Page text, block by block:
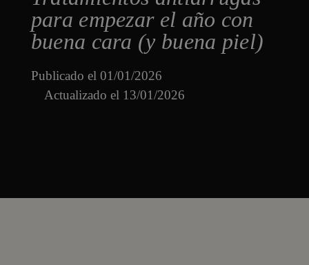
para empezar el año con
buena cara (y buena piel)
Publicado el 01/01/2026
Actualizado el 13/01/2026